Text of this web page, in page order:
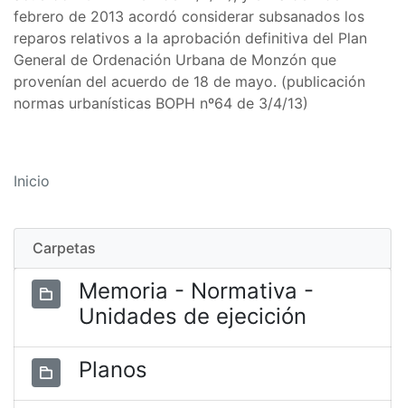
febrero de 2013 acordó considerar subsanados los
reparos relativos a la aprobación definitiva del Plan
General de Ordenación Urbana de Monzón que
provenían del acuerdo de 18 de mayo. (publicación
normas urbanísticas BOPH nº64 de 3/4/13)
Inicio
Carpetas
Memoria - Normativa -
Unidades de ejecición
Planos